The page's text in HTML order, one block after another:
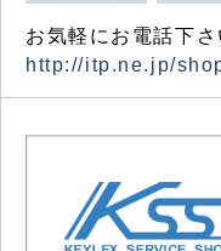
お気軽にお電話下さ
http://itp.ne.jp/